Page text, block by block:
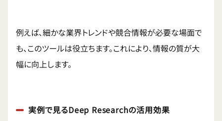
例えば、細かな業界トレンドや競合情報が必要な場面で
も、このツールは役立ちます。これにより、情報の質が大
幅に向上します。
実例で見るDeep Researchの活用効果